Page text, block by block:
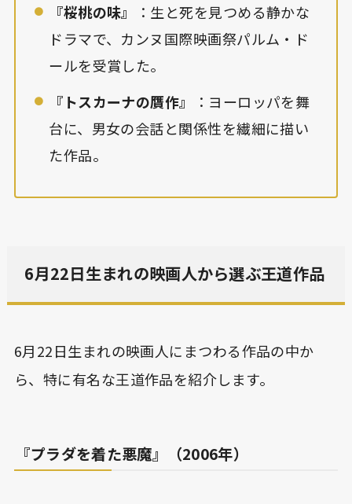
『桜桃の味』
：生と死を見つめる静かな
ドラマで、カンヌ国際映画祭パルム・ド
ールを受賞した。
『トスカーナの贋作』
：ヨーロッパを舞
台に、男女の会話と関係性を繊細に描い
た作品。
6月22日生まれの映画人から選ぶ王道作品
6月22日生まれの映画人にまつわる作品の中か
ら、特に有名な王道作品を紹介します。
『プラダを着た悪魔』（2006年）